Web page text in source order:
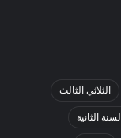
الثلاثي الثالث
السنة الثانية